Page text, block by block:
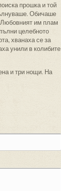
прошка и той
Обичаше
Любовният им плам
целебното
хванаха се за
унили в колибите
и три нощи. На